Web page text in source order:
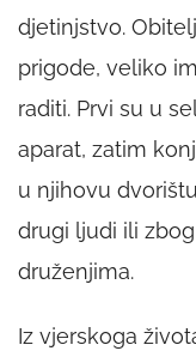
djetinjstvo.
prigode, veliko
raditi. Prvi su u
aparat, zatim
u njihovu
drugi ljudi ili
druženjima.
Iz vjerskoga